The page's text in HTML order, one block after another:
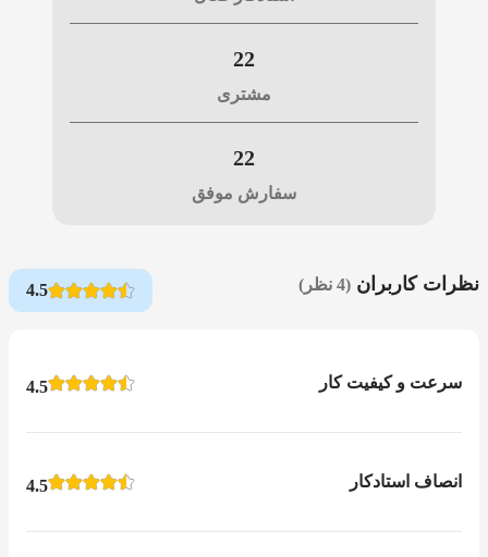
22
مشتری
22
سفارش موفق
نظرات کاربران (4 نظر) 4.5
سرعت و کیفیت کار 4.5
انصاف استادکار 4.5